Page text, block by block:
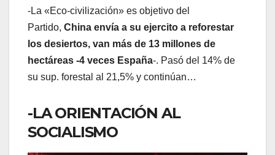
-La «Eco-civilización» es objetivo del
Partido, China envía a su ejercito a reforestar
los desiertos, van más de 13 millones de
hectáreas -4 veces España-. Pasó del 14% de
su sup. forestal al 21,5% y continúan…
-LA ORIENTACIÓN AL
SOCIALISMO